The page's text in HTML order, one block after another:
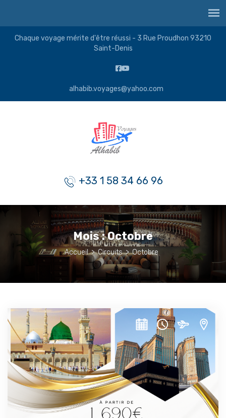
Chaque voyage mérite d'être réussi - 3 Rue Proudhon 93210
Saint-Denis
alhabib.voyages@yahoo.com
+33 1 58 34 66 96
Mois :Octobre
Accueil > Circuits > Octobre